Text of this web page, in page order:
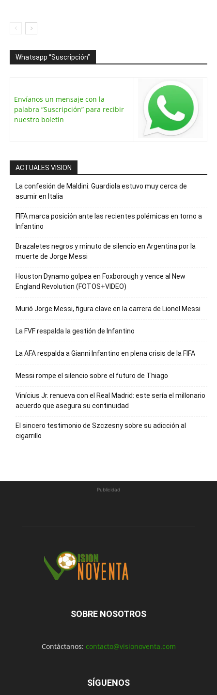
Whatsapp “Suscripción”
Envíanos un mensaje con la
palabra “Suscripción” para recibir
nuestro boletín
ACTUALES VISION
La confesión de Maldini: Guardiola estuvo muy cerca de
asumir en Italia
FIFA marca posición ante las recientes polémicas en torno a
Infantino
Brazaletes negros y minuto de silencio en Argentina por la
muerte de Jorge Messi
Houston Dynamo golpea en Foxborough y vence al New
England Revolution (FOTOS+VIDEO)
Murió Jorge Messi, figura clave en la carrera de Lionel Messi
La FVF respalda la gestión de Infantino
La AFA respalda a Gianni Infantino en plena crisis de la FIFA
Messi rompe el silencio sobre el futuro de Thiago
Vinícius Jr. renueva con el Real Madrid: este sería el millonario
acuerdo que asegura su continuidad
El sincero testimonio de Szczesny sobre su adicción al
cigarrillo
Publicidad
SOBRE NOSOTROS
Contáctanos: contacto@visionoventa.com
SÍGUENOS